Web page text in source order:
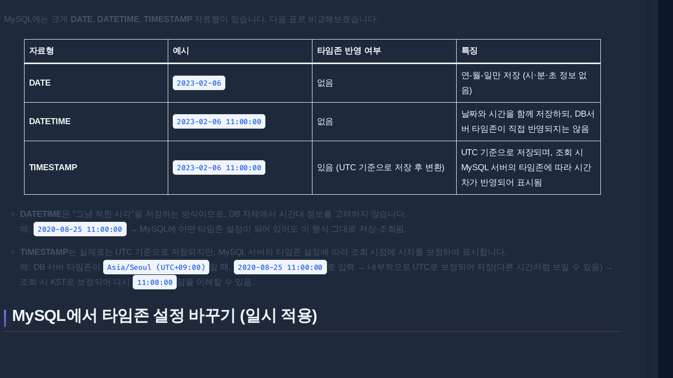
MySQL에는 크게 DATE, DATETIME,TIMESTAMP자료형이 있습니다. 다음 표로 비교해보겠습니다.
자료형 예시 타임존 반영 여부 특징
DATE 2023-02-06 없음
연-월-일만 저장 (시·분·초 정보 없
음)
DATETIME 2023-02-06 11:00:00 없음
날짜와 시간을 함께 저장하되, DB서
버 타임존이 직접 반영되지는 않음
TIMESTAMP 2023-02-06 11:00:00 있음 (UTC 기준으로 저장 후 변환)
UTC 기준으로 저장되며, 조회 시
MySQL 서버의 타임존에 따라 시간
차가 반영되어 표시됨
DATETIME은 “그냥 적힌 시각”을 저장하는 방식이므로, DB 자체에서 시간대 정보를 고려하지 않습니다.
예:
2020-08-25 11:00:00 → MySQL에 어떤 타임존 설정이 되어 있어도 이 형식 그대로 저장·조회됨.
TIMESTAMP는 실제로는 UTC 기준으로 저장되지만, MySQL 서버의 타임존 설정에 따라 조회 시점에 시차를 보정하여 표시합니다.
예: DB 서버 타임존이
Asia/Seoul (UTC+09:00) 일 때, 2020-08-25 11:00:00
로 입력 → 내부적으로 UTC로 보정되어 저장(다른 시간처럼 보일 수 있음) →
조회 시 KST로 보정되어 다시
11:00:00 임을 이해할 수 있음.
MySQL에서 타임존 설정 바꾸기 (일시 적용)